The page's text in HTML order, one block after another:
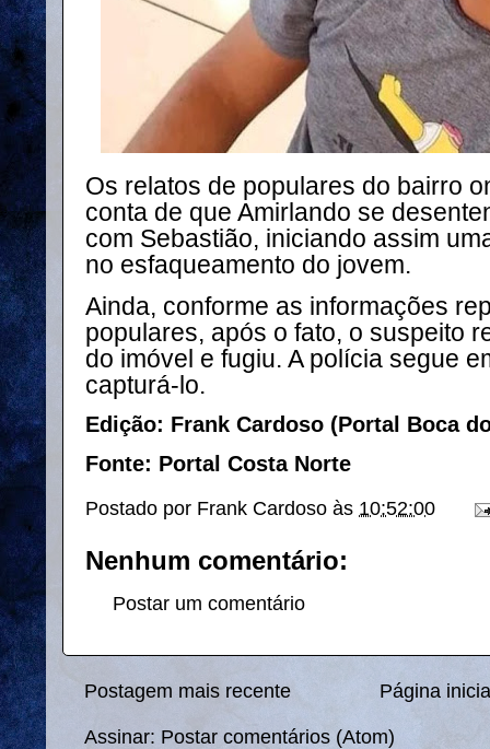
Os relatos de populares do bairro
conta de que Amirlando se
com Sebastião, iniciando assim
no esfaqueamento do jovem.
Ainda, conforme as informações
populares, após o fato, o suspeito
do imóvel e fugiu. A polícia segue
capturá-lo.
Edição: Frank Cardoso (Portal Boca
Fonte: Portal Costa Norte
Postado por Frank Cardoso às 10:52:00
Nenhum comentário:
Postar um comentário
Postagem mais recente Página
Assinar: Postar comentários (Atom)